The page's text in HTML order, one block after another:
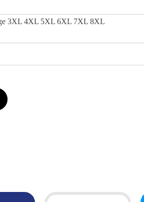
3XL 4XL 5XL 6XL 7XL 8XL